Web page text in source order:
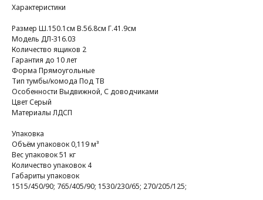
Характеристики
Размер Ш.150.1см В.56.8см Г.41.9см
Модель ДЛ-316.03
Количество ящиков 2
Гарантия до 10 лет
Форма Прямоугольные
Тип тумбы/комода Под ТВ
Особенности Выдвижной, С доводчиками
Цвет Серый
Материалы ЛДСП
Упаковка
Объём упаковок 0,119 м³
Вес упаковок 51 кг
Количество упаковок 4
Габариты упаковок
1515/450/90; 765/405/90; 1530/230/65; 270/205/125;